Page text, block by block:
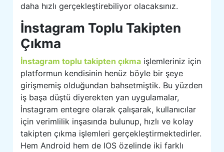
daha hızlı gerçekleştirebiliyor olacaksınız.
İnstagram Toplu Takipten
Çıkma
İnstagram toplu takipten çıkma işlemleriniz için
platformun kendisinin henüz böyle bir şeye
girişmemiş olduğundan bahsetmiştik. Bu yüzden
iş başa düştü diyerekten yan uygulamalar,
İnstagram entegre olarak çalışarak, kullanıcılar
için verimlilik inşasında bulunup, hızlı ve kolay
takipten çıkma işlemleri gerçekleştirmektedirler.
Hem Android hem de IOS özelinde iki farklı